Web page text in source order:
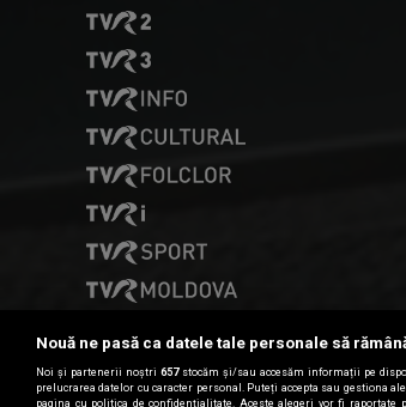
Nouă ne pasă ca datele tale personale să
Noi și partenerii noștri 657stocăm și/sau accesăm informații pe
prelucrarea datelor cu caracter personal. Puteți accepta sau gestiona
pagina cu politica de confidențialitate. Aceste alegeri vor fi raportate